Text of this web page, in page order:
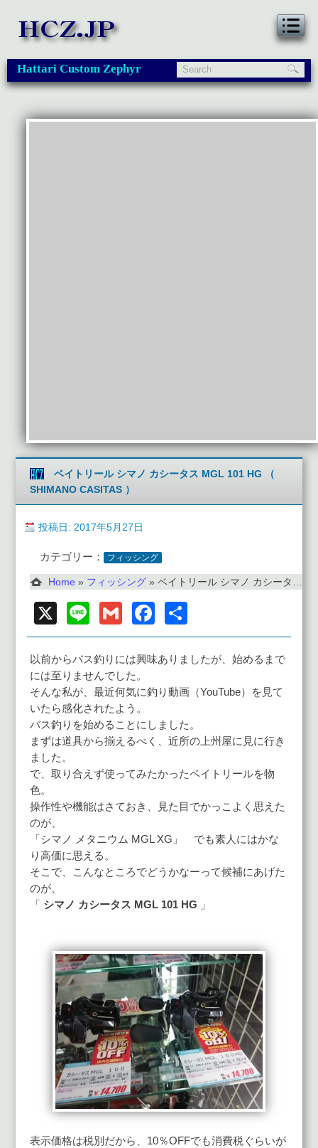
Hattari Custom Zephyr
ベイトリール シマノ カシータス MGL 101 HG （
SHIMANO CASITAS ）
投稿日: 2017年5月27日
カテゴリー： フィッシング
Home » フィッシング » ベイトリール シマノ カシータス MGL 101 HG （ SHIMANO CASITAS ）
X Line GmailFacebook
有
以前からバス釣りには興味ありましたが、始めるまで
には至りませんでした。
そんな私が、最近何気に釣り動画（YouTube）を見て
いたら感化されたよう。
バス釣りを始めることにしました。
まずは道具から揃えるべく、近所の上州屋に見に行き
ました。
で、取り合えず使ってみたかったベイトリールを物
色。
操作性や機能はさておき、見た目でかっこよく思えた
のが、
「シマノ メタニウム MGL XG」 でも素人にはかな
り高価に思える。
そこで、こんなところでどうかなーって候補にあげた
のが、
「 シマノ カシータス MGL 101 HG 」
表示価格は税別だから、10％OFFでも消費税ぐらいが